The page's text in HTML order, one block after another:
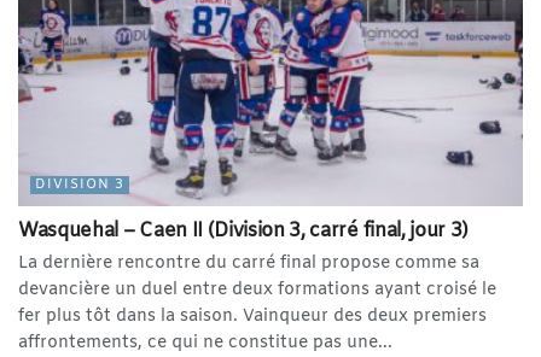
DIVISION 3
Wasquehal – Caen II (Division 3, carré final, jour 3)
La dernière rencontre du carré final propose comme sa
devancière un duel entre deux formations ayant croisé le
fer plus tôt dans la saison. Vainqueur des deux premiers
affrontements, ce qui ne constitue pas une...